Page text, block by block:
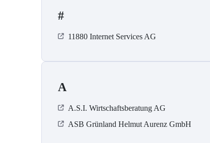
#
11880 Internet Services AG
A
A.S.I. Wirtschaftsberatung AG
ASB Grün­land Helmut Au­renz GmbH